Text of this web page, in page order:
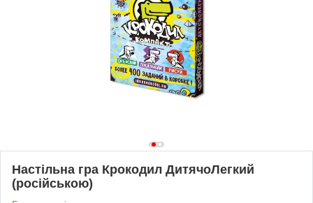
Настільна гра Крокодил ДитячоЛегкий
(російською)